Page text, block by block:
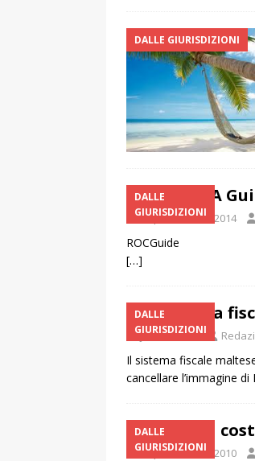
DALLE GIURISDIZIONI
DALLE
GIURISDIZIONI
A
September 19, 2014
ROCGuide
[…]
DALLE
GIURISDIZIONI
Il sistema
June 4, 2012
Il sistema fiscale
cancellare l’immagine
DALLE
GIURISDIZIONI
Malta: la
September 18, 2010